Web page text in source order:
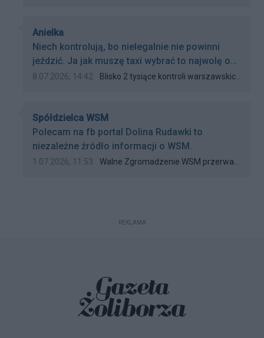
latach, w niektórych miejscowościach
urzednicy tego nie rozumieją, wydając zle
świadectwo...
Autor komentarza:
Anielka
Treść komentarza:
Niech kontrolują, bo nielegalnie nie powinni
jeździć. Ja jak muszę taxi wybrać to najwolę opti
taxi. Przynajmniej wiem że to bezpieczna i
Data dodania komentarza:
8.07.2026, 14:42 Źródło komentarza:
Blisko 2 tysiące kontroli warszawskich taksówek!
Autor komentarza:
Spółdzielca WSM
Treść komentarza:
Polecam na fb portal Dolina Rudawki to
niezależne źródło informacji o WSM.
Data dodania komentarza:
1.07.2026, 11:53 Źródło komentarza:
Walne Zgromadzenie WSM przerwane. Audyt ujawnił pierwsze poważne nieprawidłowości
REKLAMA